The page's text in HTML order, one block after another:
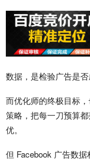
数据，是检验广告是
而优化师的终极目标
策略，把每一刀预算
优。
但 Facebook广告数据